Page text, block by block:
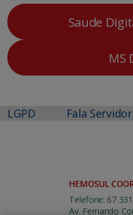
Saude
MS
LGPD Fala Servidor
HEMOSUL
Telefone: 67
Av. Fernando